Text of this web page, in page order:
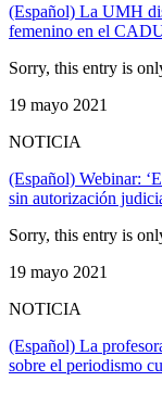
(Español) La UMH
femenino en el
Sorry, this entry is
19 mayo 2021
NOTICIA
(Español) Webinar:
sin autorización
Sorry, this entry is
19 mayo 2021
NOTICIA
(Español) La
sobre el periodismo